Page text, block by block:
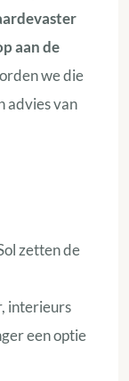
aan de
we die
advies van
zetten de
interieurs
een optie